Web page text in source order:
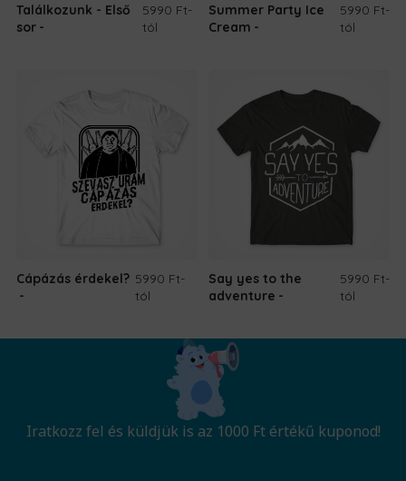
Találkozunk - Első
sor
5990 Ft-
tól
Summer Party Ice
Cream
5990 Ft-
tól
Cápázás érdekel? 5990 Ft-
tól
Say yes to the
adventure
5990 Ft-
tól
Iratkozz fel és küldjük is az 1000 Ft értékű kuponod!